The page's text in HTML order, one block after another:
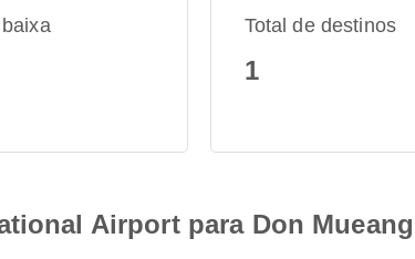
Total de destinos
1
Airport para Don